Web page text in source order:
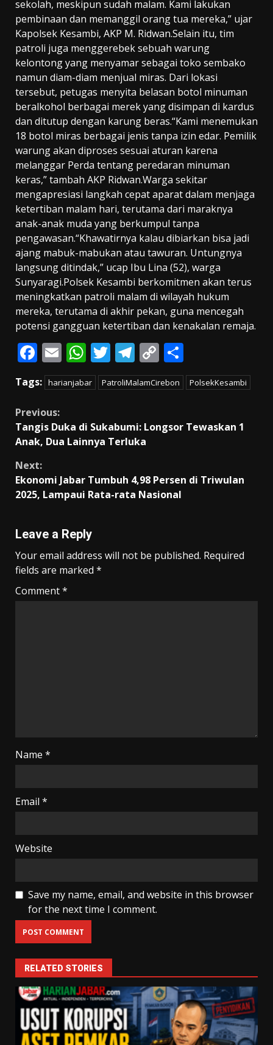
sekolah, meskipun sudah malam. Kami lakukan
pembinaan dan memanggil orang tua mereka,” ujar
Kapolsek Kesambi, AKP M. Ridwan.Selain itu, tim
patroli juga menggerebek sebuah warung
kelontong yang menyamar sebagai toko sembako
namun diam-diam menjual miras. Dari lokasi
tersebut, petugas menyita belasan botol minuman
beralkohol berbagai merek yang disimpan di kardus
dan ditutup dengan karung beras.“Kami menemukan
18 botol miras berbagai jenis tanpa izin edar. Pemilik
warung akan diproses sesuai aturan karena
melanggar Perda tentang peredaran minuman
keras,” tambah AKP Ridwan.Warga sekitar
mengapresiasi langkah cepat aparat dalam menjaga
ketertiban malam hari, terutama dari maraknya
anak-anak muda yang berkumpul tanpa
pengawasan.“Khawatirnya kalau dibiarkan bisa jadi
ajang mabuk-mabukan atau tawuran. Untungnya
langsung ditindak,” ucap Ibu Lina (52), warga
Sunyaragi.Polsek Kesambi berkomitmen akan terus
meningkatkan patroli malam di wilayah hukum
mereka, terutama di akhir pekan, guna mencegah
potensi gangguan ketertiban dan kenakalan remaja.
F
ac
e
b
o
o
k
E
m
ai
W
h
at
A
p
p
T
w
itt
T
el
e
a
m
C
o
p
Li
h
ar
Tags: harianjabar PatroliMalamCirebon PolsekKesambi
Continue
Reading
Previous:
Tangis Duka di Sukabumi: Longsor Tewaskan 1
Anak, Dua Lainnya Terluka
Next:
Ekonomi Jabar Tumbuh 4,98 Persen di Triwulan
2025, Lampaui Rata-rata Nasional
Leave a Reply
Your email address will not be published. Required
fields are marked *
Comment*
Name *
Email *
Website
Save my name, email, and website in this browser
for the next time I comment.
RELATED STORIES